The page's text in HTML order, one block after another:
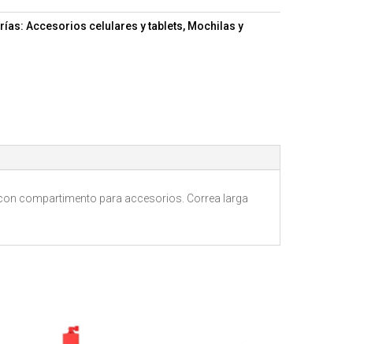
Accesorios celulares y tablets, Mochilas y
compartimento para accesorios. Correa larga